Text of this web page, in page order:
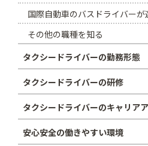
国際自動車のバスドライバーが
その他の職種を知る
タクシードライバーの勤務形態
タクシードライバーの研修
タクシードライバーのキャリア
安心安全の働きやすい環境